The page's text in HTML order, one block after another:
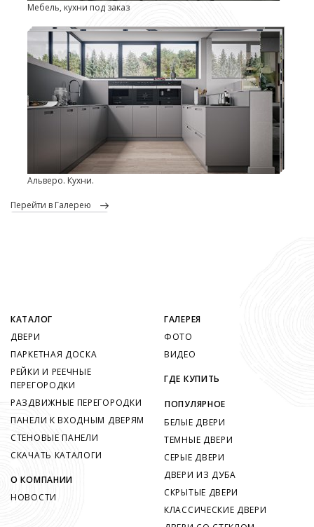
Мебель, кухни под заказ
Альверо. Кухни.
перейти в Галерею
КАТАЛОГ
ДВЕРИ
ПАРКЕТНАЯ ДОСКА
РЕЙКИ И РЕЕЧНЫЕ
ПЕРЕГОРОДКИ
РАЗДВИЖНЫЕ ПЕРЕГОРОДКИ
ПАНЕЛИ К ВХОДНЫМ ДВЕРЯМ
СТЕНОВЫЕ ПАНЕЛИ
СКАЧАТЬ КАТАЛОГИ
О КОМПАНИИ
НОВОСТИ
ГАЛЕРЕЯ
ФОТО
ВИДЕО
ГДЕ КУПИТЬ
ПОПУЛЯРНОЕ
БЕЛЫЕ ДВЕРИ
ТЕМНЫЕ ДВЕРИ
СЕРЫЕ ДВЕРИ
ДВЕРИ ИЗ ДУБА
СКРЫТЫЕ ДВЕРИ
КЛАССИЧЕСКИЕ ДВЕРИ